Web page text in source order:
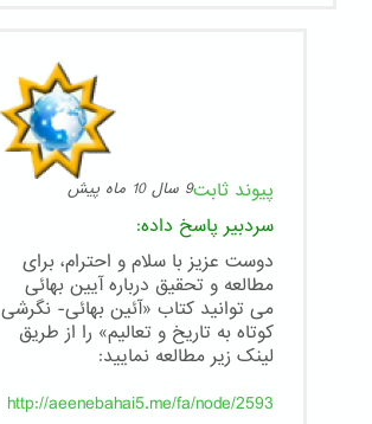
پیوند ثابت9 سال 10 ماه پیش
سردبیر پاسخ داده:
دوست عزیز با سلام و احترام، برای
مطالعه و تحقیق درباره آیین بهائی
می توانید کتاب «آئین بهائی- نگرشی
کوتاه به تاریخ و تعالیم» را از طریق
لینک زیر مطالعه نمایید:
http://aeenebahai5.me/fa/node/2593